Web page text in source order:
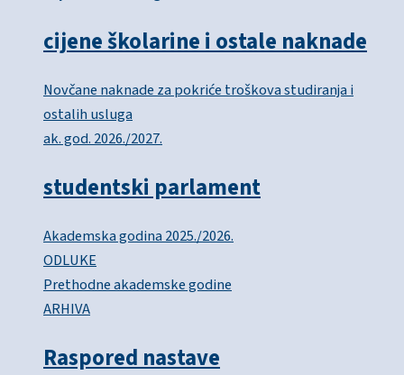
cijene školarine i ostale naknade
Novčane naknade za pokriće troškova studiranja i
ostalih usluga
ak. god. 2026./2027.
studentski parlament
Akademska godina 2025./2026.
ODLUKE
Prethodne akademske godine
ARHIVA
Raspored nastave